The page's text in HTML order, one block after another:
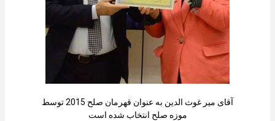
آقای میر غوث الدین به عنوان قهرمان صلح 2015 توسط
موزه صلح انتخاب شده است